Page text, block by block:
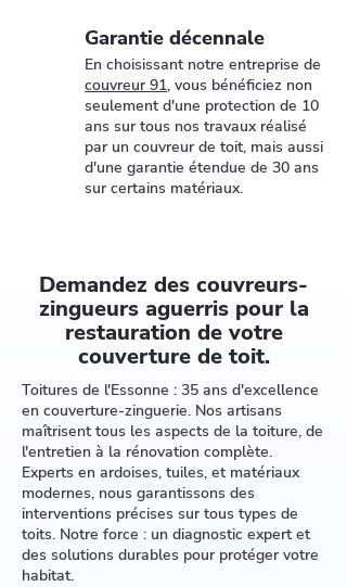
Garantie décennale
En choisissant notre entreprise de
couvreur 91, vous bénéficiez non
seulement d'une protection de 10
ans sur tous nos travaux réalisé
par un couvreur de toit, mais aussi
d'une garantie étendue de 30 ans
sur certains matériaux.
Demandez des couvreurs-
zingueurs aguerris pour la
restauration de votre
couverture de toit.
Toitures de l'Essonne : 35 ans d'excellence
en couverture-zinguerie. Nos artisans
maîtrisent tous les aspects de la toiture, de
l'entretien à la rénovation complète.
Experts en ardoises, tuiles, et matériaux
modernes, nous garantissons des
interventions précises sur tous types de
toits. Notre force : un diagnostic expert et
des solutions durables pour protéger votre
habitat.